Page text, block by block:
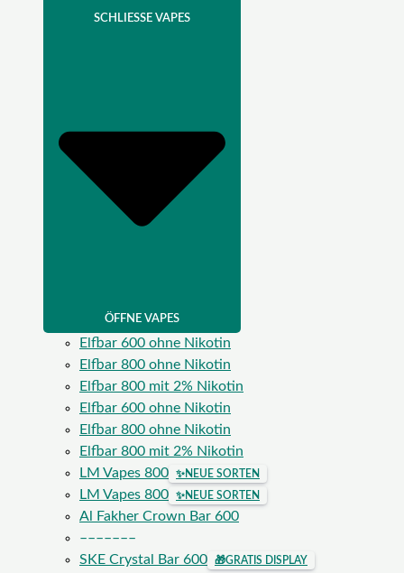
SCHLIESSE VAPES
ÖFFNE VAPES
Elfbar 600 ohne Nikotin
Elfbar 800 ohne Nikotin
Elfbar 800 mit 2% Nikotin
Elfbar 600 ohne Nikotin
Elfbar 800 ohne Nikotin
Elfbar 800 mit 2% Nikotin
LM Vapes 800
✨NEUE SORTEN
LM Vapes 800 ✨NEUE SORTEN
Al Fakher Crown Bar 600
–––––––
SKE Crystal Bar 600
🎁GRATIS DISPLAY